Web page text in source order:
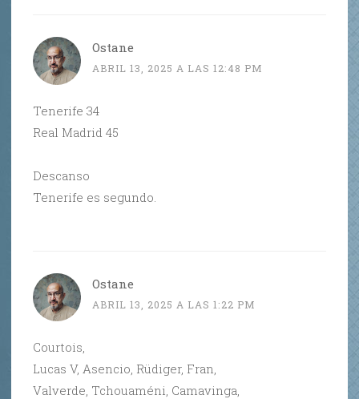
Ostane
ABRIL 13, 2025 A LAS 12:48 PM
Tenerife 34
Real Madrid 45
Descanso
Tenerife es segundo.
Ostane
ABRIL 13, 2025 A LAS 1:22 PM
Courtois,
Lucas V, Asencio, Rüdiger, Fran,
Valverde, Tchouaméni, Camavinga,